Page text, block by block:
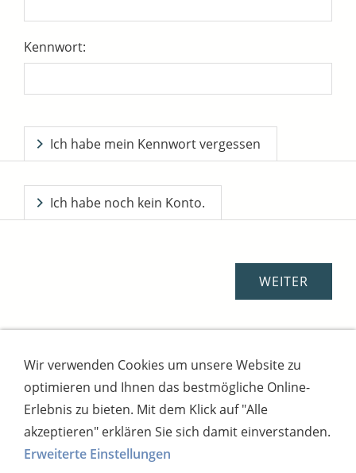
Kennwort:
Ich habe mein Kennwort vergessen
Ich habe noch kein Konto.
Impressum AGB
Widerrufsbutton
Widerrufsrecht
Online-Streitschlichtung
Datenschutz
Versand
Bezahlsysteme
Kontakt
Disclaimer Versandtage Cookies
Bankverbindung: Consorsbank, Kt-Inhaber:
Wir verwenden Cookies um unsere Website zu
optimieren und Ihnen das bestmögliche Online-
Erlebnis zu bieten. Mit dem Klick auf "Alle
akzeptieren" erklären Sie sich damit einverstanden.
Erweiterte Einstellungen